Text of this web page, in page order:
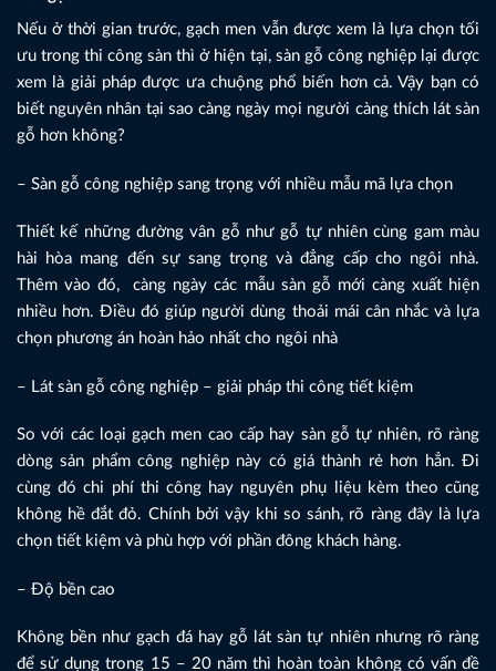
Nếu ở thời gian trước, gạch men vẫn được xem là lựa chọn tối
ưu trong thi công sàn thì ở hiện tại, sàn gỗ công nghiệp lại được
xem là giải pháp được ưa chuộng phổ biến hơn cả. Vậy bạn có
biết nguyên nhân tại sao càng ngày mọi người càng thích lát sàn
gỗ hơn không?
– Sàn gỗ công nghiệp sang trọng với nhiều mẫu mã lựa chọn
Thiết kế những đường vân gỗ như gỗ tự nhiên cùng gam màu
hài hòa mang đến sự sang trọng và đẳng cấp cho ngôi nhà.
Thêm vào đó, càng ngày các mẫu sàn gỗ mới càng xuất hiện
nhiều hơn. Điều đó giúp người dùng thoải mái cân nhắc và lựa
chọn phương án hoàn hảo nhất cho ngôi nhà
– Lát sàn gỗ công nghiệp – giải pháp thi công tiết kiệm
So với các loại gạch men cao cấp hay sàn gỗ tự nhiên, rõ ràng
dòng sản phẩm công nghiệp này có giá thành rẻ hơn hẳn. Đi
cùng đó chi phí thi công hay nguyên phụ liệu kèm theo cũng
không hề đắt đỏ. Chính bởi vậy khi so sánh, rõ ràng đây là lựa
chọn tiết kiệm và phù hợp với phần đông khách hàng.
– Độ bền cao
Không bền như gạch đá hay gỗ lát sàn tự nhiên nhưng rõ ràng
để sử dụng trong 15 – 20 năm thì hoàn toàn không có vấn đề